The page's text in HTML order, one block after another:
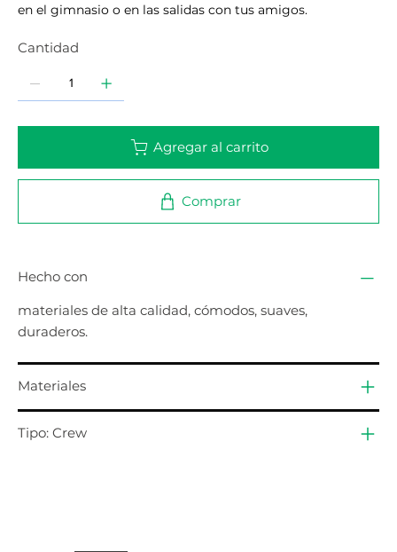
en el gimnasio o en las salidas con tus amigos.
Cantidad
Agregar al carrito
Comprar
Hecho con
materiales de alta calidad, cómodos, suaves,
duraderos.
Materiales
Tipo: Crew